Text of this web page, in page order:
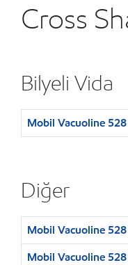
Cross
Bilyeli Vida
Mobil Vacuoline 528
Diğer
Mobil Vacuoline 528
Mobil Vacuoline 528